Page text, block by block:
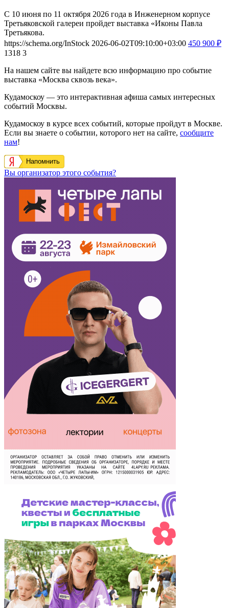
С 10 июня по 11 октября 2026 года в Инженерном корпусе
Третьяковской галереи пройдет выставка «Иконы Павла
Третьякова.
https://schema.org/InStock 2026-06-02T09:10:00+03:00 450 900 ₽
1318 3
На нашем сайте вы найдете всю информацию про событие
выставка «Москва сквозь века».
Кудамоскоу — это интерактивная афиша самых интересных
событий Москвы.
Кудамоскоу в курсе всех событий, которые пройдут в Москве.
Если вы знаете о событии, которого нет на сайте, сообщите
нам!
Напомнить
Вы организатор этого события?